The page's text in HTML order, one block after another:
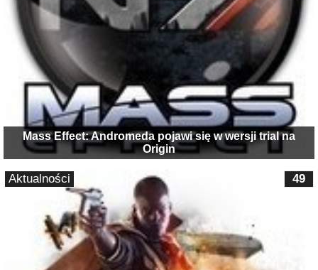
Mass Effect: Andromeda pojawi się w wersji trial na
Origin
49
Aktualności